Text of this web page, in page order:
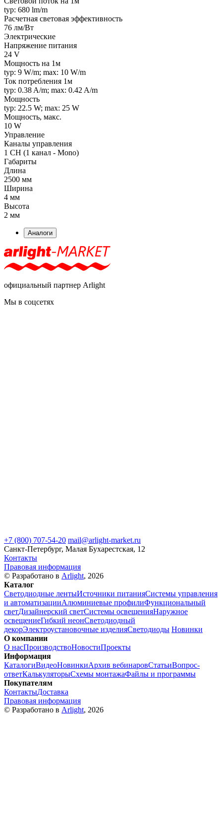
typ: 680 lm/m
Расчетная световая эффективность
76 лм/Вт
Электрические
Напряжение питания
24 V
Мощность на 1м
typ: 9 W/m; max: 10 W/m
Ток потребления 1м
typ: 0.38 A/m; max: 0.42 A/m
Мощность
typ: 22.5 W; max: 25 W
Мощность, макс.
10 W
Управление
Каналы управления
1 CH (1 канал - Mono)
Габариты
Длина
2500 мм
Ширина
4 мм
Высота
2 мм
Аналоги
официальный партнер Arlight
Мы в соцсетях
+7 (800) 707-54-20 mail@arlight-market.ru
Санкт-Петербург, Малая Бухарестская, 12
Контакты
Правовая информация
© Разработано в Arlight, 2026
Каталог
Светодиодные лентыИсточники питанияСистемы управления
и автоматизацииАлюминиевые профилиФункциональный
светДизайнерский светСистемы освещенияНаружное
освещениеГибкий неонСветодиодный
декорЭлектроустановочные изделияСветодиоды Новинки
О компании
О насПроизводствоНовостиПроекты
Информация
КаталогиВидеоНовинкиАрхив вебинаровСтатьиВопрос-
ответКалькуляторыСхемы монтажаФайлы и программы
Покупателям
КонтактыДоставка
Правовая информация
© Разработано в Arlight, 2026